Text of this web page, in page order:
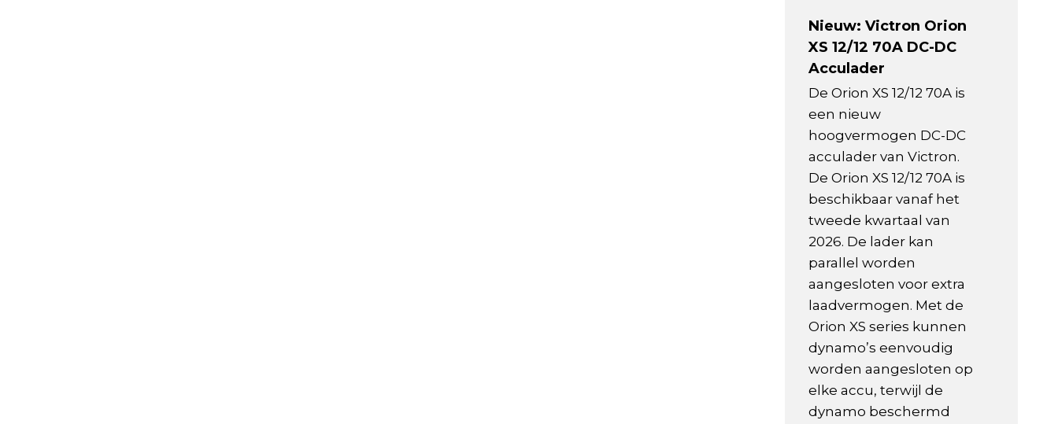
Nieuw: Victron Orion
XS 12/12 70A DC-DC
Acculader
De Orion XS 12/12 70A is
een nieuw
hoogvermogen DC-DC
acculader van Victron.
De Orion XS 12/12 70A is
beschikbaar vanaf het
tweede kwartaal van
2026. De lader kan
parallel worden
aangesloten voor extra
laadvermogen. Met de
Orion XS series kunnen
dynamo’s eenvoudig
worden aangesloten op
elke accu, terwijl de
dynamo beschermd